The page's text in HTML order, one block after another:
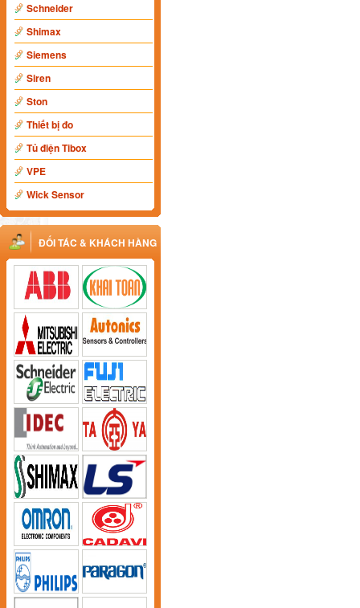
Schneider
Shimax
Siemens
Siren
Ston
Thiết bị đo
Tủ điện Tibox
VPE
Wick Sensor
ĐỐI TÁC & KHÁCH HÀNG